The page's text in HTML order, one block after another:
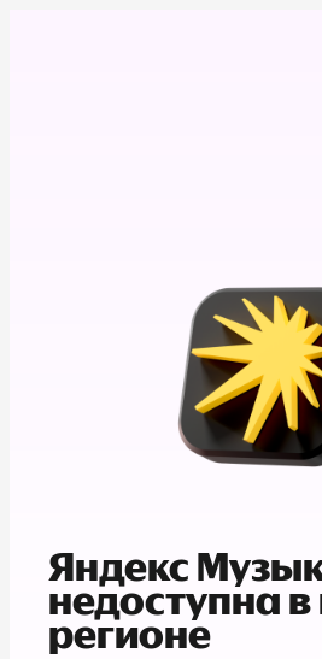
Яндекс
недоступна
регионе